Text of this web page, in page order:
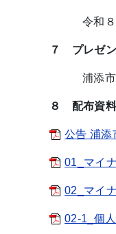
令和
７ プレゼ
浦添
８ 配布資料
公告 浦添
01_マイ
02_マイ
02-1_個